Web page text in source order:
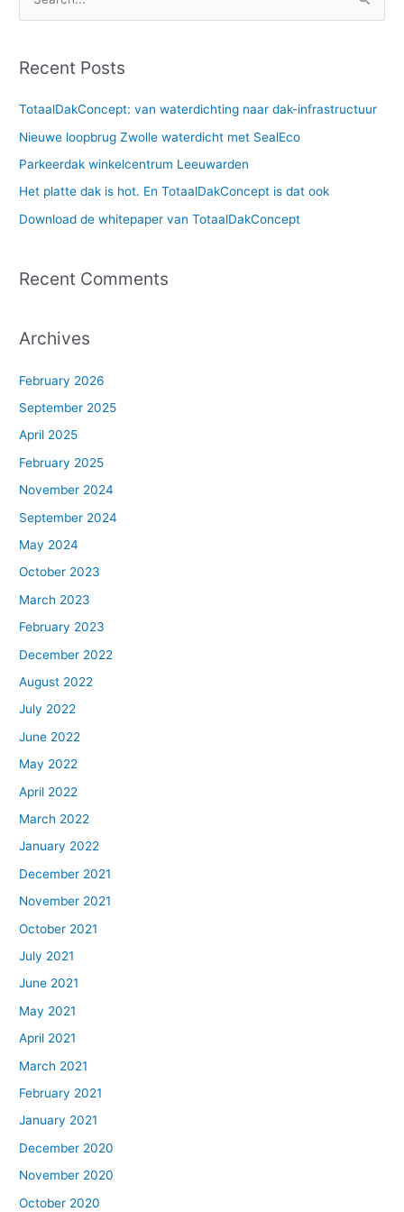
r
o
r
:
Recent Posts
TotaalDakConcept: van waterdichting naar dak-infrastructuur
Nieuwe loopbrug Zwolle waterdicht met SealEco
Parkeerdak winkelcentrum Leeuwarden
Het platte dak is hot. En TotaalDakConcept is dat ook
Download de whitepaper van TotaalDakConcept
Recent Comments
Archives
February 2026
September 2025
April 2025
February 2025
November 2024
September 2024
May 2024
October 2023
March 2023
February 2023
December 2022
August 2022
July 2022
June 2022
May 2022
April 2022
March 2022
January 2022
December 2021
November 2021
October 2021
July 2021
June 2021
May 2021
April 2021
March 2021
February 2021
January 2021
December 2020
November 2020
October 2020